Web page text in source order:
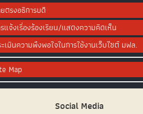
ตรงอธิการบดี
แจ้งเรื่องร้องเรียน/แสดงความคิดเห็น
เมินความพึงพอใจในการใช้งานเว็บไซต์ มฟล.
Map
Social Media